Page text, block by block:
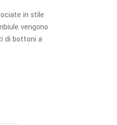
in stile
vengono
di bottoni a